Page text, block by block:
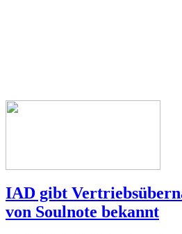
IAD gibt
von Soulnote bekannt